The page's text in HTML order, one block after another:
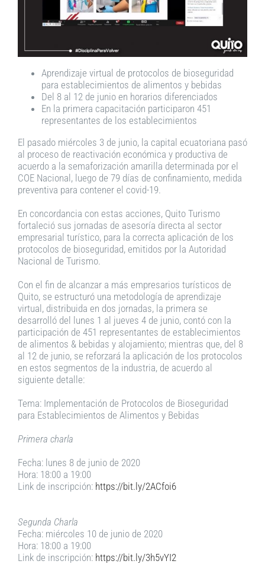
Aprendizaje virtual de protocolos de bioseguridad
para establecimientos de alimentos y bebidas
Del 8 al 12 de junio en horarios diferenciados
En la primera capacitación participaron 451
representantes de los establecimientos
El pasado miércoles 3 de junio, la capital ecuatoriana pasó
al proceso de reactivación económica y productiva de
acuerdo a la semaforización amarilla determinada por el
COE Nacional, luego de 79 días de confinamiento, medida
preventiva para contener el covid-19.
En concordancia con estas acciones, Quito Turismo
fortaleció sus jornadas de asesoría directa al sector
empresarial turístico, para la correcta aplicación de los
protocolos de bioseguridad, emitidos por la Autoridad
Nacional de Turismo.
Con el fin de alcanzar a más empresarios turísticos de
Quito, se estructuró una metodología de aprendizaje
virtual, distribuida en dos jornadas, la primera se
desarrolló del lunes 1 al jueves 4 de junio, contó con la
participación de 451 representantes de establecimientos
de alimentos & bebidas y alojamiento; mientras que, del 8
al 12 de junio, se reforzará la aplicación de los protocolos
en estos segmentos de la industria, de acuerdo al
siguiente detalle:
Tema: Implementación de Protocolos de Bioseguridad
para Establecimientos de Alimentos y Bebidas
Primera charla
Fecha: lunes 8 de junio de 2020
Hora: 18:00 a 19:00
Link de inscripción: https://bit.ly/2ACfoi6
Segunda Charla
Fecha: miércoles 10 de junio de 2020
Hora: 18:00 a 19:00
Link de inscripción: https://bit.ly/3h5vYI2